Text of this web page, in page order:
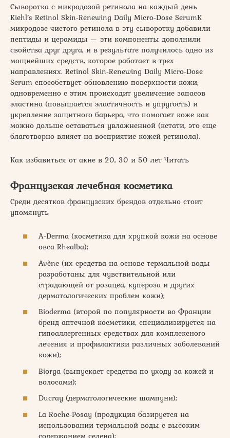
Сыворотка с микродозой ретинола на каждый день
Kiehl’s Retinol Skin-Renewing Daily Micro-Dose SerumК
микродозе чистого ретинола в эту сыворотку добавили
пептиды и церамиды — эти компоненты дополнили
свойства друг друга, и в результате получилось одно из
мощнейших средств, которое работает в трех
направлениях. Retinol Skin-Renewing Daily Micro-Dose
Serum способствует обновлению поверхности кожи,
одновременно с этим происходит увеличение запасов
эластина (повышается эластичность и упругость) и
укрепление защитного барьера, что помогает коже как
можно дольше оставаться увлажненной (кстати, это еще
благотворно влияет на восприятие кожей ретинола).
Как избавиться от акне в 20, 30 и 50 лет Читать
Французская лечебная косметика
Среди десятков французских брендов отдельно стоит
упомянуть
A-Derma (косметика для хрупкой кожи на основе
овса Rhealba);
Avène (их средства на основе термальной воды
разработаны для чувствительной или
страдающей от розацеа, купероза и других
дерматологических проблем кожи);
Bioderma (второй по популярности во Франции
бренд аптечной косметики, специализируется на
гипоаллергенных средствах для комплексного
лечения и профилактики различных заболеваний
кожи);
Biorga (выпускает средства по уходу за кожей и
волосами);
Ducray (дерматологические шампуни);
La Roche-Posay (продукция базируется на
использовании термальной воды с высоким